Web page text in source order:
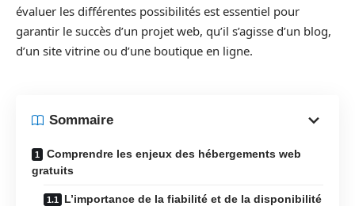
évaluer les différentes possibilités est essentiel pour
garantir le succès d’un projet web, qu’il s’agisse d’un blog,
d’un site vitrine ou d’une boutique en ligne.
Sommaire
Comprendre les enjeux des hébergements web
gratuits
L’importance de la fiabilité et de la disponibilité